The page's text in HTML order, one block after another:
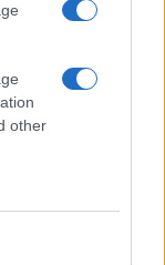
other|